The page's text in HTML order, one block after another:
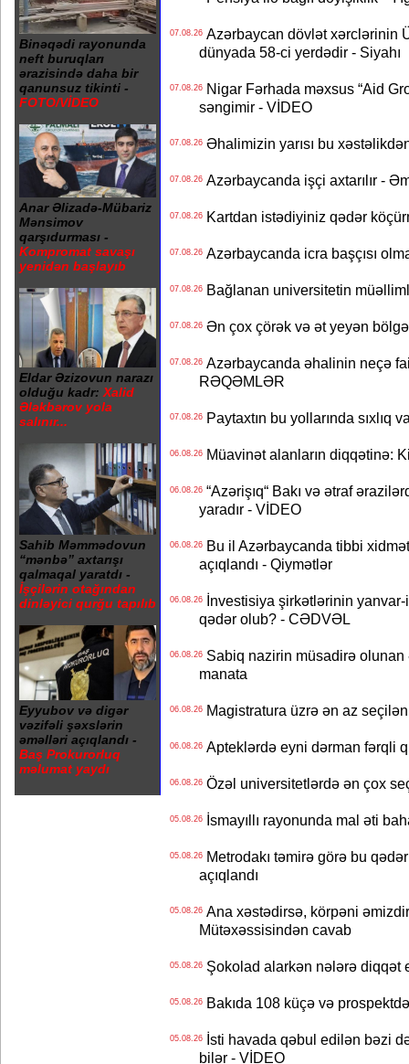
Binəqədi rayonunda
neft buruqları
ərazisində daha bir
qanunsuz tikinti -
FOTO/VİDEO
Anar Əlizadə-Mübariz
Mənsimov
qarşıdurması -
Kompromat savaşı
yenidən başlayıb
Eldar Əzizovun narazı
olduğu kadr: Xalid
Ələkbərov yola
salınır...
Sahib Məmmədovun
“mənbə” axtarışı
qalmaqal yaratdı -
İşçilərin otağından
dinləyici qurğu tapılıb
Eyyubov və digər
vəzifəli şəxslərin
əməlləri açıqlandı -
Baş Prokurorluq
məlumat yaydı
07.08.26Azərbaycan dövlət xərclərinin
dünyada 58-ci yerdədir - Siyahı
07.08.26Nigar Fərhada məxsus “Aid
səngimir - VİDEO
07.08.26Əhalimizin yarısı bu
07.08.26Azərbaycanda işçi axtarılır -
07.08.26Kartdan istədiyiniz qədər
07.08.26Azərbaycanda icra başçısı
07.08.26Bağlanan universitetin
07.08.26Ən çox çörək və ət yeyən
07.08.26Azərbaycanda əhalinin neçə
RƏQƏMLƏR
07.08.26Paytaxtın bu yollarında sıxlıq
06.08.26Müavinət alanların diqqətinə:
06.08.26“Azərişıq“ Bakı və ətraf
yaradır - VİDEO
06.08.26Bu il Azərbaycanda tibbi
açıqlandı - Qiymətlər
06.08.26İnvestisiya şirkətlərinin yanvar-
qədər olub? - CƏDVƏL
06.08.26Sabiq nazirin müsadirə olunan
manata
06.08.26Magistratura üzrə ən az
06.08.26Apteklərdə eyni dərman fərqli
06.08.26Özəl universitetlərdə ən çox
05.08.26İsmayıllı rayonunda mal əti
05.08.26Metrodakı təmirə görə bu
açıqlandı
05.08.26Ana xəstədirsə, körpəni
Mütəxəssisindən cavab
05.08.26Şokolad alarkən nələrə diqqət
05.08.26Bakıda 108 küçə və
05.08.26İsti havada qəbul edilən bəzi
bilər - VİDEO